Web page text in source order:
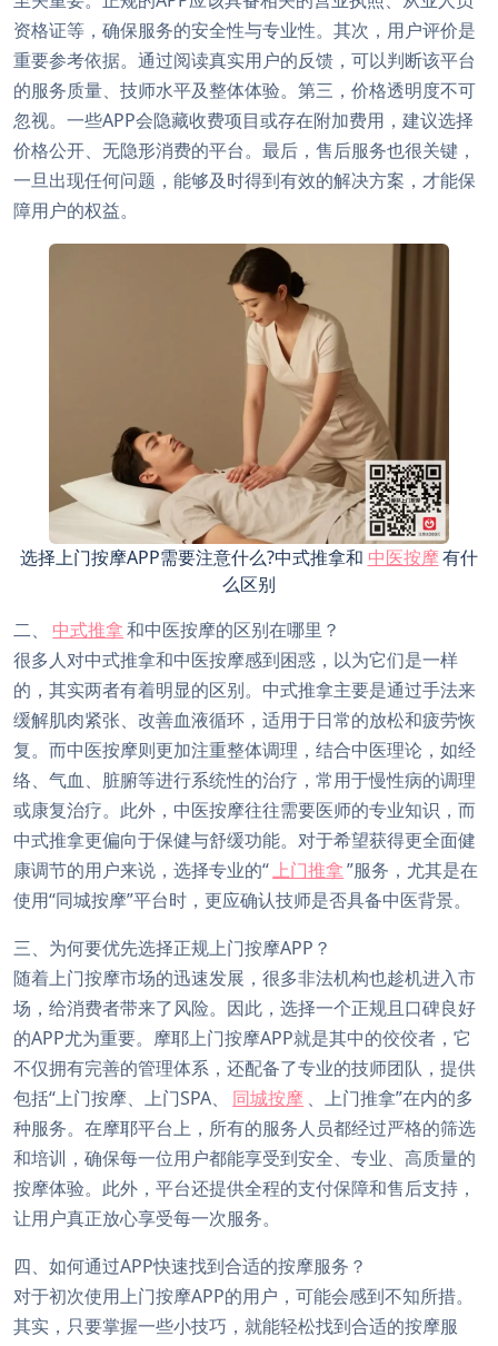
资格证等，确保服务的安全性与专业性。其次，用户评价是
重要参考依据。通过阅读真实用户的反馈，可以判断该平台
的服务质量、技师水平及整体体验。第三，价格透明度不可
忽视。一些APP会隐藏收费项目或存在附加费用，建议选择
价格公开、无隐形消费的平台。最后，售后服务也很关键，
一旦出现任何问题，能够及时得到有效的解决方案，才能保
障用户的权益。
选择上门按摩APP需要注意什么?中式推拿和 中医按摩有什
么区别
二、
中式推拿和中医按摩的区别在哪里？
很多人对中式推拿和中医按摩感到困惑，以为它们是一样
的，其实两者有着明显的区别。中式推拿主要是通过手法来
缓解肌肉紧张、改善血液循环，适用于日常的放松和疲劳恢
复。而中医按摩则更加注重整体调理，结合中医理论，如经
络、气血、脏腑等进行系统性的治疗，常用于慢性病的调理
或康复治疗。此外，中医按摩往往需要医师的专业知识，而
中式推拿更偏向于保健与舒缓功能。对于希望获得更全面健
康调节的用户来说，选择专业的“上门推拿”服务，尤其是在
使用“同城按摩”平台时，更应确认技师是否具备中医背景。
三、为何要优先选择正规上门按摩APP？
随着上门按摩市场的迅速发展，很多非法机构也趁机进入市
场，给消费者带来了风险。因此，选择一个正规且口碑良好
的APP尤为重要。摩耶上门按摩APP就是其中的佼佼者，它
不仅拥有完善的管理体系，还配备了专业的技师团队，提供
包括“上门按摩、上门SPA、
同城按摩 、上门推拿”在内的多
种服务。在摩耶平台上，所有的服务人员都经过严格的筛选
和培训，确保每一位用户都能享受到安全、专业、高质量的
按摩体验。此外，平台还提供全程的支付保障和售后支持，
让用户真正放心享受每一次服务。
四、如何通过APP快速找到合适的按摩服务？
对于初次使用上门按摩APP的用户，可能会感到不知所措。
其实，只要掌握一些小技巧，就能轻松找到合适的按摩服